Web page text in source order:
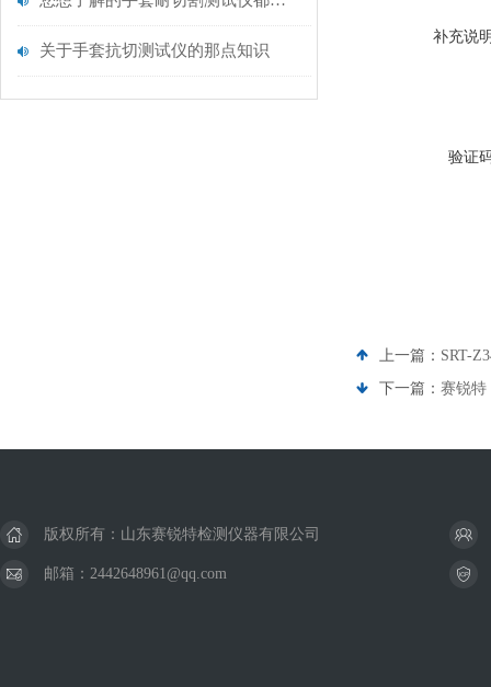
关于手套抗切测试仪的那点知识
补充说
验证
上一篇： SRT-
下一篇： 赛锐特
版权所有：山东赛锐特检测仪器有限公司
邮箱：2442648961@qq.com